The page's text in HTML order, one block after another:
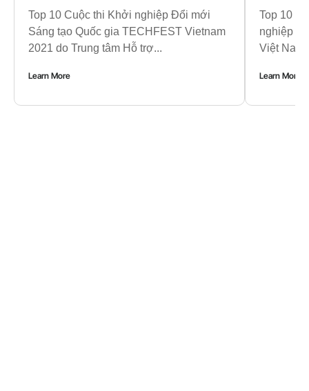
Top 10 Cuộc thi Khởi nghiệp Đổi mới
Sáng tạo Quốc gia TECHFEST Vietnam
2021 do Trung tâm Hỗ trợ...
Learn More
Top 10
nghiệp
Việt Nam
Learn More